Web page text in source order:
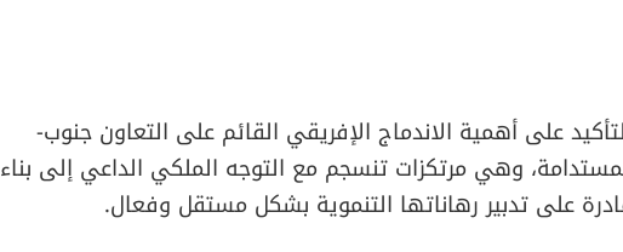
على أهمية الاندماج الإفريقي القائم على التعاون جنوب-
وهي مرتكزات تنسجم مع التوجه الملكي الداعي إلى بناء
على تدبير رهاناتها التنموية بشكل مستقل وفعال.